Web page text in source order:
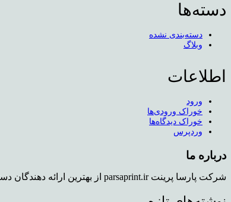
دسته‌ها
دسته‌بندی نشده
وبلاگ
اطلاعات
ورود
خوراک ورودی‌ها
خوراک دیدگاه‌ها
وردپرس
درباره ما
شرکت پارسا پرینت parsaprint.ir از بهترین ارائه دهندگان دستگاه چاپ روی تیشرت و دستگاه کپی استوک می باشد که دفتر فروش و همچنین نمایشگاهی برای محصولات در تهران دارد.